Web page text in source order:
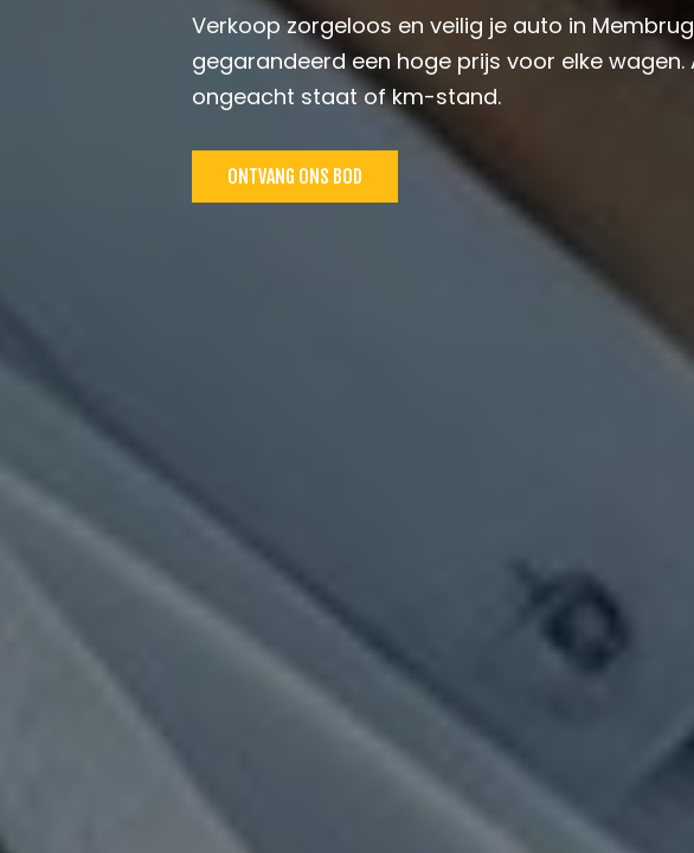
Verkoop zorgeloos en veilig je auto in
gegarandeerd een hoge prijs voor elke wagen.
ongeacht staat of km-stand.
ONTVANG ONS BOD